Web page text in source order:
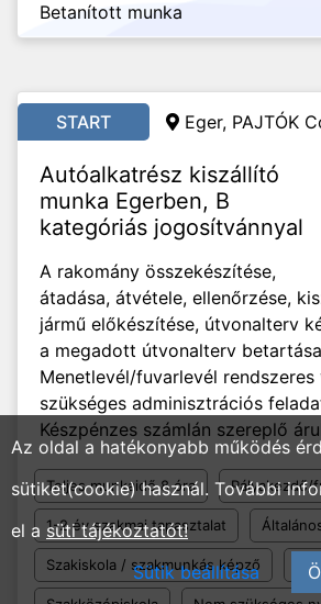
Betanított munka
START Eger, PAJTÓK
Autóalkatrész kiszállító
munka Egerben, B
kategóriás jogosítvánnyal
A rakomány összekészítése,
átadása, átvétele, ellenőrzése,
jármű előkészítése, útvonalterv
a megadott útvonalterv
Menetlevél/fuvarlevél rendszeres
szükséges adminisztrációs
Készpénzes számlán szereplő
Teljes munkaidő 8 óra Pályakezdő/
1-2 év szakmai tapasztalat
Szakiskola / szakmunkás képző
Az oldal a hatékonyabb működés
sütiket(cookie) használ. További
el a süti tájékoztatót!
Sütik beállítása